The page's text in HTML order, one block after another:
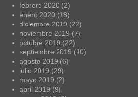
febrero 2020 (2)
enero 2020 (18)
diciembre 2019 (22)
noviembre 2019 (7)
octubre 2019 (22)
septiembre 2019 (10)
agosto 2019 (6)
julio 2019 (29)
mayo 2019 (2)
abril 2019 (9)